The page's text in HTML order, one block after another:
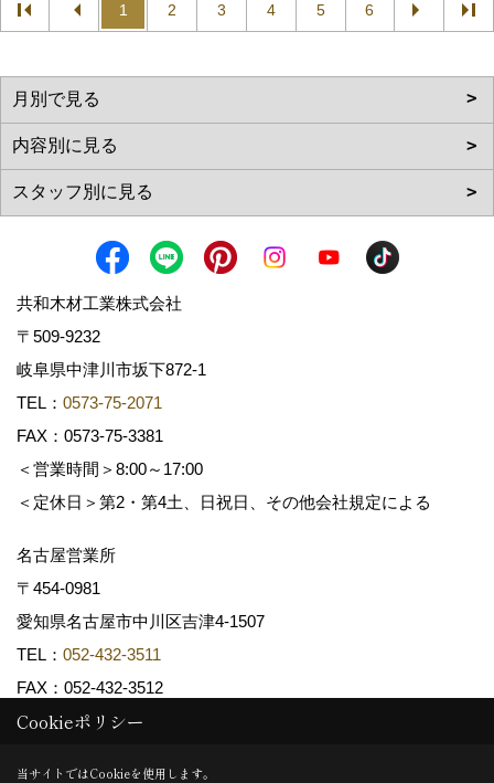
1 2 3 4 5 6
共和木材工業株式会社
〒509-9232
岐阜県中津川市坂下872‐1
TEL： 0573-75-2071
FAX：0573-75-3381
＜営業時間＞8:00～17:00
＜定休日＞第2・第4土、日祝日、その他会社規定による
名古屋営業所
〒454-0981
愛知県名古屋市中川区吉津4-1507
TEL： 052-432-3511
FAX：052-432-3512
Copyright (c) 共和木材工業株式会社. All Rights Reserved.
Cookieポリシー
当サイトではCookieを使用します。